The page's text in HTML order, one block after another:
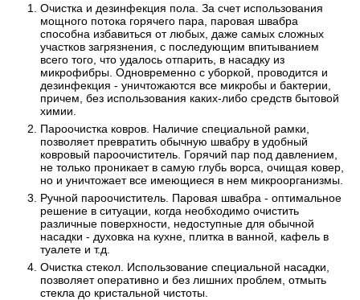
Очистка и дезинфекция пола. За счет использования
мощного потока горячего пара, паровая швабра
способна избавиться от любых, даже самых сложных
участков загрязнения, с последующим впитыванием
всего того, что удалось отпарить, в насадку из
микрофибры. Одновременно с уборкой, проводится и
дезинфекция - уничтожаются все микробы и бактерии,
причем, без использования каких-либо средств бытовой
химии.
Пароочистка ковров. Наличие специальной рамки,
позволяет превратить обычную швабру в удобный
ковровый пароочиститель. Горячий пар под давлением,
не только проникает в самую глубь ворса, очищая ковер,
но и уничтожает все имеющиеся в нем микроорганизмы.
Ручной пароочиститель. Паровая швабра - оптимальное
решение в ситуации, когда необходимо очистить
различные поверхности, недоступные для обычной
насадки - духовка на кухне, плитка в ванной, кафель в
туалете и т.д.
Очистка стекол. Использование специальной насадки,
позволяет оперативно и без лишних проблем, отмыть
стекла до кристальной чистоты.